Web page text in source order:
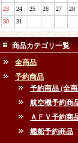
23
24 25 26 27 28
30
31
商品カテゴリ一覧
全商品
予約商品
予約商品 (全
航空機予約商
ＡＦＶ予約商
艦船予約商品